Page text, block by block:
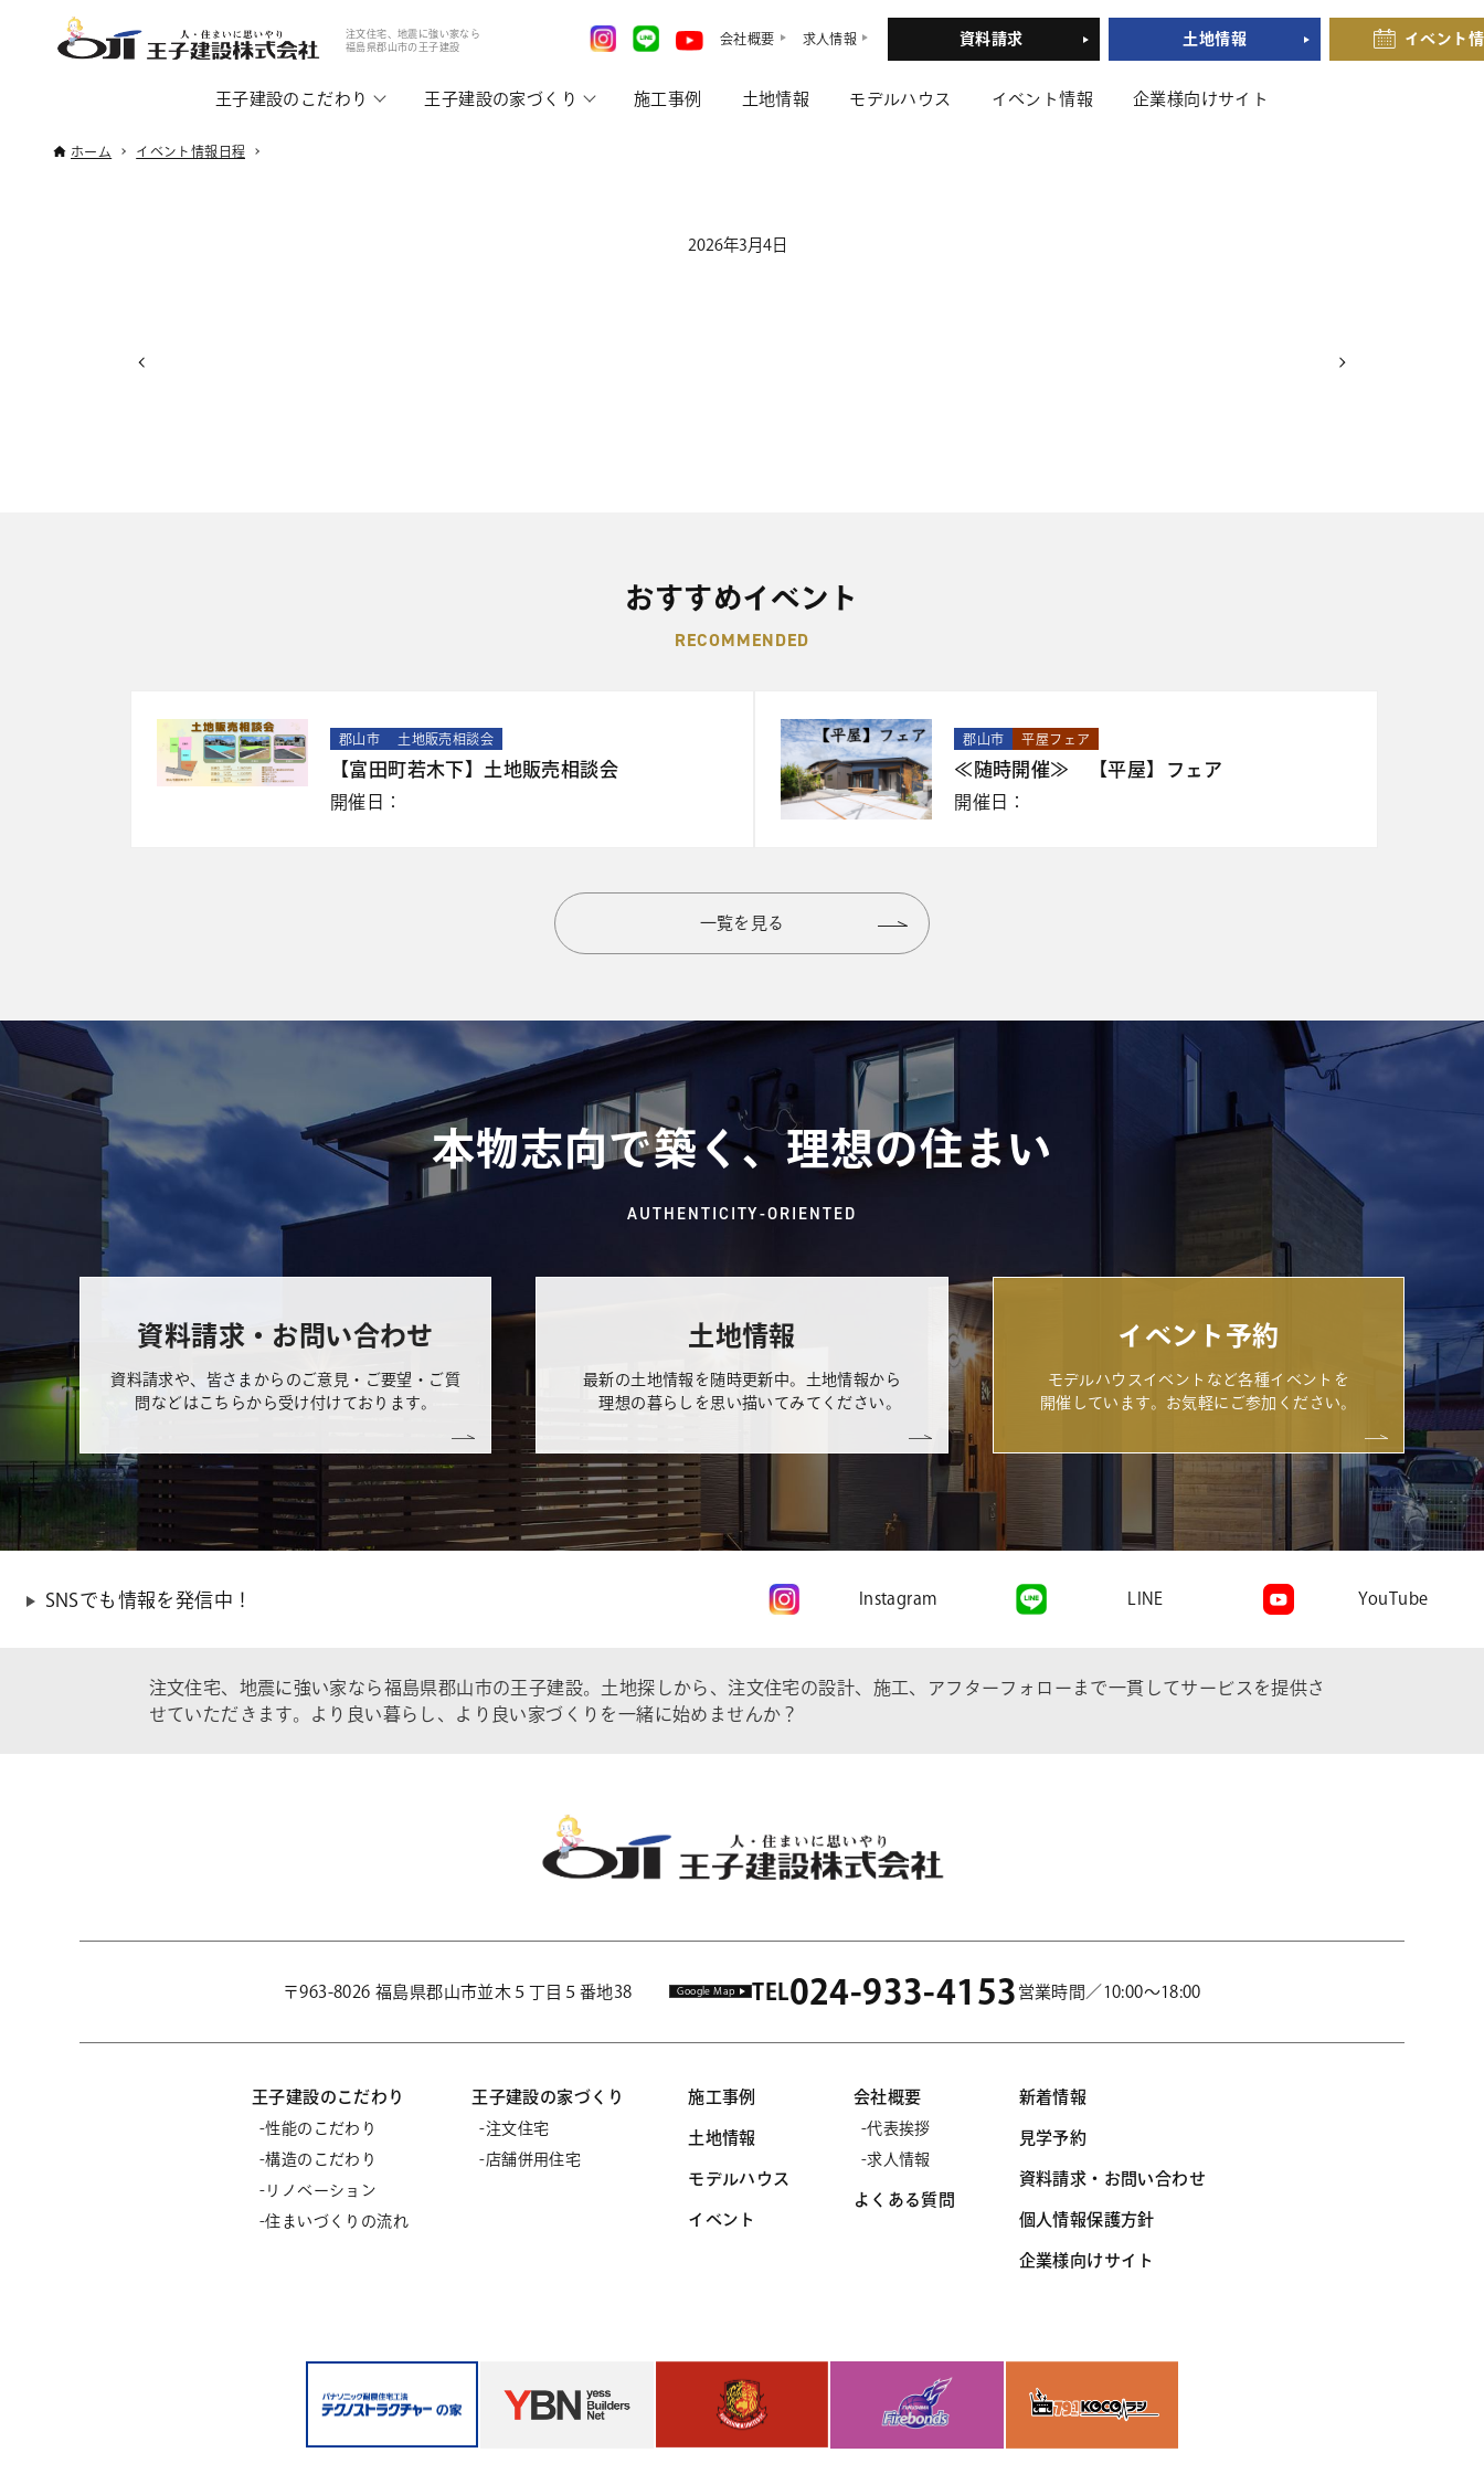
注文住宅、地震に強い家なら
福島県郡山市の王子建設
会社概要 求人情報 資料請求 土地情報 イベント
王子建設のこだわり 王子建設の家づくり 施工事例 土地情報 モデルハウス イベント情報 企業様向けサイト
ホーム イベント情報日程
2026年3月4日
おすすめイベント
RECOMMENDED
郡山市 土地販売相談会
【富田町若木下】土地販売相談会
開催日：
郡山市 平屋フェア
≪随時開催≫ 【平屋】フェア
開催日：
一覧を見る
本物志向で築く、理想の住まい
AUTHENTICITY-ORIENTED
資料請求・お問い合わせ
資料請求や、皆さまからのご意見・ご要望・ご質
問などはこちらから受け付けております。
土地情報
最新の土地情報を随時更新中。土地情報から
理想の暮らしを思い描いてみてください。
イベント予約
モデルハウスイベントなど各種イベントを
開催しています。お気軽にご参加ください。
SNSでも情報を発信中！ Instagram LINE YouTube
注文住宅、地震に強い家なら福島県郡山市の王子建設。土地探しから、注文住宅の設計、施工、アフターフォローまで一貫してサービスを提供さ
せていただきます。より良い暮らし、より良い家づくりを一緒に始めませんか？
〒963-8026 福島県郡山市並木５丁目５番地38 Google Map TEL024-933-4153 営業時間／10:00～18:00
王子建設のこだわり
性能のこだわり
構造のこだわり
リノベーション
住まいづくりの流れ
王子建設の家づくり
注文住宅
店舗併用住宅
施工事例
土地情報
モデルハウス
イベント
会社概要
代表挨拶
求人情報
よくある質問
新着情報
見学予約
資料請求・お問い合わせ
個人情報保護方針
企業様向けサイト